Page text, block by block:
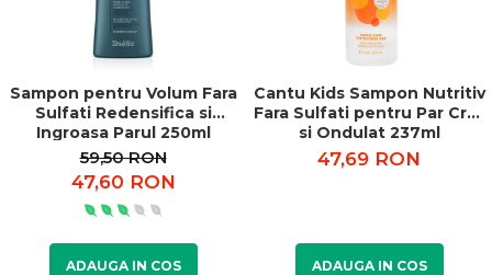
Sampon pentru Volum Fara
Sulfati Redensifica si
Ingroasa Parul 250ml
59,50 RON
47,60 RON
ADAUGA IN COS
Cantu Kids Sampon Nutritiv
Fara Sulfati pentru Par Cret
si Ondulat 237ml
47,69 RON
ADAUGA IN COS